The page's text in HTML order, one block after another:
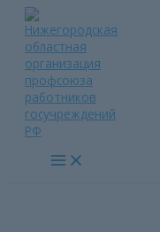
Перейти
содержимому
Main
Menu